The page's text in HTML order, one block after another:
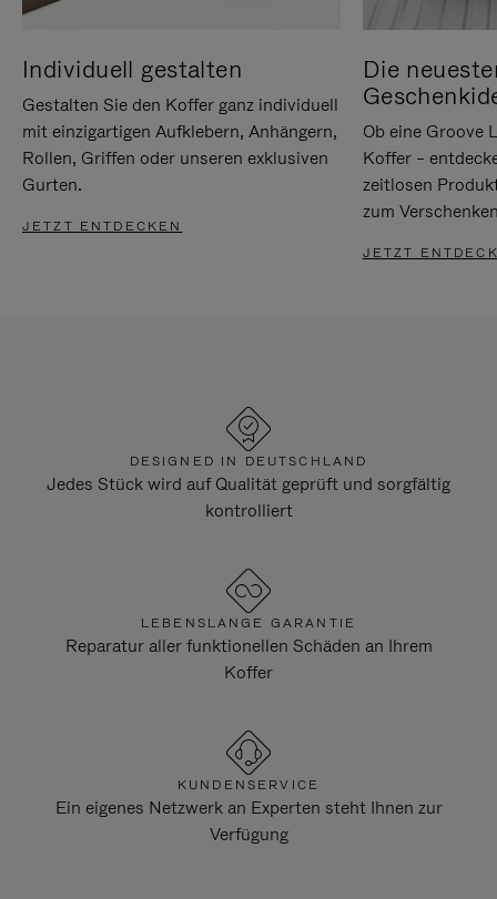
Individuell gestalten
Gestalten Sie den Koffer ganz individuell
mit einzigartigen Aufklebern, Anhängern,
Rollen, Griffen oder unseren exklusiven
Gurten.
JETZT ENTDECKEN
Die
Ob eine Groove
Koffer –
zeitlosen
zum
JETZT
DESIGNED IN DEUTSCHLAND
Jedes Stück wird auf Qualität geprüft und sorgfältig
kontrolliert
LEBENSLANGE GARANTIE
Reparatur aller funktionellen Schäden an Ihrem
Koffer
KUNDENSERVICE
Ein eigenes Netzwerk an Experten steht Ihnen zur
Verfügung